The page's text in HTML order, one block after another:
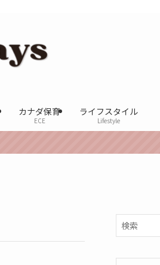
カナダ保育
ECE
ライフスタイル
Lifestyle